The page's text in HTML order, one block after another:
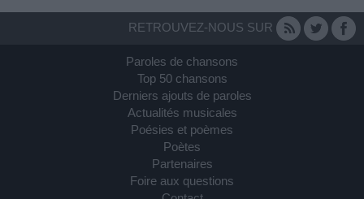
RETROUVEZ-NOUS SUR
Paroles de chansons
Top 50 chansons
Derniers ajouts de paroles
Actualités musicales
Poésies et poèmes
Poètes
Partenaires
Foire aux questions